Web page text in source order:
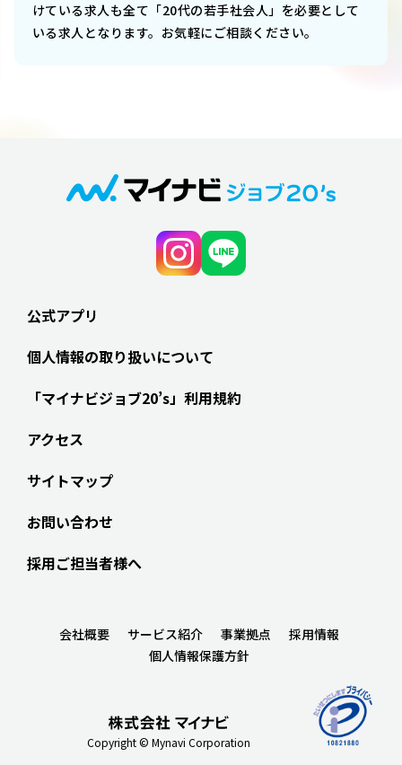
けている求人も全て「20代の若手社会人」を必要として
いる求人となります。お気軽にご相談ください。
公式アプリ
個人情報の取り扱いについて
「マイナビジョブ20’s」利用規約
アクセス
サイトマップ
お問い合わせ
採用ご担当者様へ
Copyright © Mynavi Corporation
会社概要 サービス紹介 事業拠点
採用情報
個人情報保護方針